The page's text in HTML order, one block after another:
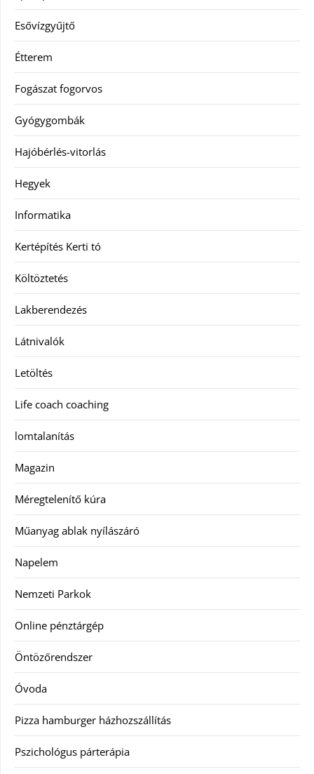
Esővízgyűjtő
Étterem
Fogászat fogorvos
Gyógygombák
Hajóbérlés-vitorlás
Hegyek
Informatika
Kertépítés Kerti tó
Költöztetés
Lakberendezés
Látnivalók
Letöltés
Life coach coaching
lomtalanítás
Magazin
Méregtelenítő kúra
Műanyag ablak nyílászáró
Napelem
Nemzeti Parkok
Online pénztárgép
Öntözőrendszer
Óvoda
Pizza hamburger házhozszállítás
Pszichológus párterápia